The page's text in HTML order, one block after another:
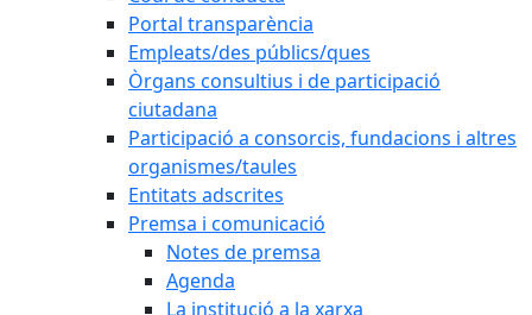
Portal transparència
Empleats/des públics/ques
Òrgans consultius i de participació
ciutadana
Participació a consorcis, fundacions i altres
organismes/taules
Entitats adscrites
Premsa i comunicació
Notes de premsa
Agenda
La institució a la xarxa